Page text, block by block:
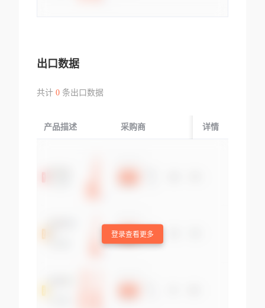
出口数据
共计 0条出口数据
产品描述 采购商 起运国/地区
详情
登录查看更多